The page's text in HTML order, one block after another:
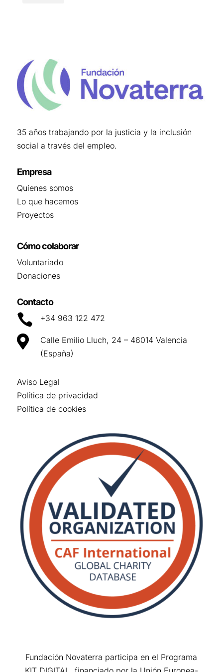
35 años trabajando por la justicia y la inclusión
social a través del empleo.
Empresa
Quíenes somos
Lo que hacemos
Proyectos
Cómo colaborar
Voluntariado
Donaciones
Contacto
 +34 963 122 472

Calle Emilio Lluch, 24 – 46014 Valencia
(España)
Aviso Legal
Política de privacidad
Política de cookies
Fundación Novaterra participa en el Programa